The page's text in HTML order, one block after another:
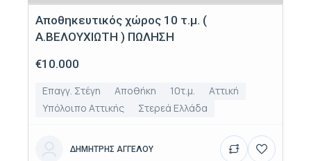
Αποθηκευτικός χώρος 10 τ.μ. (
Α.ΒΕΛΟΥΧΙΩΤΗ ) ΠΩΛΗΣΗ
€10.000
Επαγγ. Στέγη Αποθήκη 10τ.μ.
Αττική
Υπόλοιπο Αττικής
Στερεά Ελλάδα
ΔΗΜΗΤΡΗΣ ΑΓΓΕΛΟΥ